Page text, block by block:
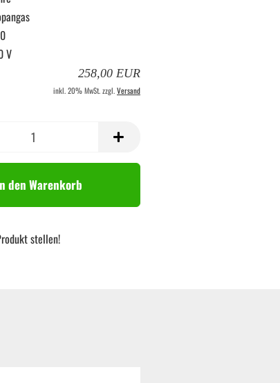
V
258,00 EUR
inkl. 20% MwSt. zzgl.Versand
den Warenkorb
stellen!